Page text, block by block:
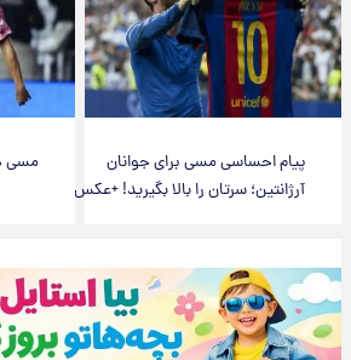
پیام احساسی مسی برای جوانان
آرژانتین؛ سرتان را بالا بگیرید! +عکس
مسی